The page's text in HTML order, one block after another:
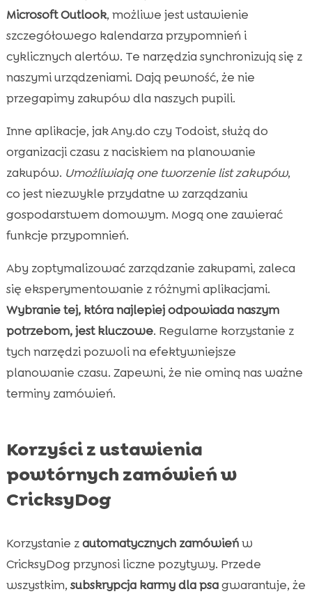
Microsoft Outlook, możliwe jest ustawienie
szczegółowego kalendarza przypomnień i
cyklicznych alertów. Te narzędzia synchronizują się z
naszymi urządzeniami. Dają pewność, że nie
przegapimy zakupów dla naszych pupili.
Inne aplikacje, jak Any.do czy Todoist, służą do
organizacji czasu z naciskiem na planowanie
zakupów. Umożliwiają one tworzenie list zakupów,
co jest niezwykle przydatne w zarządzaniu
gospodarstwem domowym. Mogą one zawierać
funkcje przypomnień.
Aby zoptymalizować zarządzanie zakupami, zaleca
się eksperymentowanie z różnymi aplikacjami.
Wybranie tej, która najlepiej odpowiada naszym
potrzebom, jest kluczowe. Regularne korzystanie z
tych narzędzi pozwoli na efektywniejsze
planowanie czasu. Zapewni, że nie ominą nas ważne
terminy zamówień.
Korzyści z ustawienia
powtórnych zamówień w
CricksyDog
Korzystanie zautomatycznych zamówieńw
CricksyDog przynosi liczne pozytywy. Przede
wszystkim, subskrypcja karmy dla psagwarantuje, że